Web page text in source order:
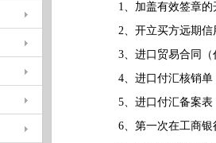
1、加盖有效签章的
2、开立买方远期信
3、进口贸易合同（
4、进口付汇核销单
5、进口付汇备案表
6、第一次在工商银